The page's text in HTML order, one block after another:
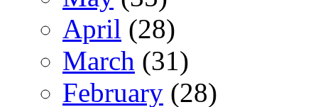
April (28)
March (31)
February (28)